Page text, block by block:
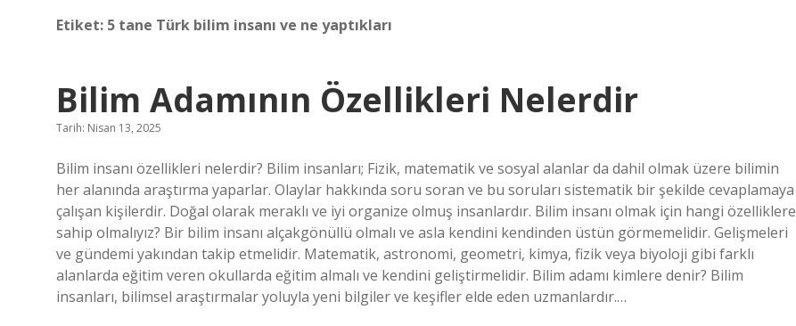
Etiket: 5 tane Türk bilim insanı ve ne yaptıkları
Bilim Adamının Özellikleri Nelerdir
Tarih: Nisan 13, 2025
Bilim insanı özellikleri nelerdir? Bilim insanları; Fizik, matematik ve sosyal alanlar da dahil olmak üzere bilimin
her alanında araştırma yaparlar. Olaylar hakkında soru soran ve bu soruları sistematik bir şekilde cevaplamaya
çalışan kişilerdir. Doğal olarak meraklı ve iyi organize olmuş insanlardır. Bilim insanı olmak için hangi özelliklere
sahip olmalıyız? Bir bilim insanı alçakgönüllü olmalı ve asla kendini kendinden üstün görmemelidir. Gelişmeleri
ve gündemi yakından takip etmelidir. Matematik, astronomi, geometri, kimya, fizik veya biyoloji gibi farklı
alanlarda eğitim veren okullarda eğitim almalı ve kendini geliştirmelidir. Bilim adamı kimlere denir? Bilim
insanları, bilimsel araştırmalar yoluyla yeni bilgiler ve keşifler elde eden uzmanlardır.…